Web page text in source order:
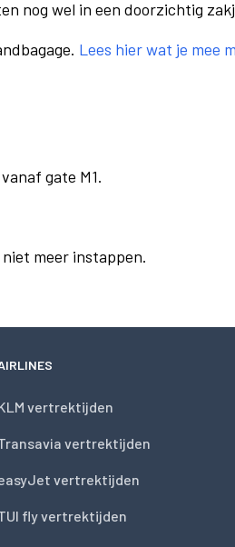
nog wel in een doorzichtig
Lees hier wat je mee
gate M1.
meer instappen.
vertrektijden
vertrektijden
vertrektijden
fly vertrektijden